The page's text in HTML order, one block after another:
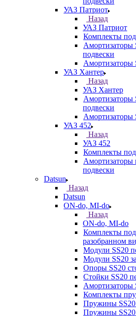
УАЗ Патриот
Назад
УАЗ Патриот
Комплекты
Амортизаторы
подвески
Амортизаторы
УАЗ Хантер
Назад
УАЗ Хантер
Амортизаторы
подвески
Амортизаторы
УАЗ 452
Назад
УАЗ 452
Комплекты
Амортизаторы
подвески
Datsun
Назад
Datsun
ON-do, MI-do
Назад
ON-do, MI-do
Комплекты
разобранном
Модули SS20
Модули SS20
Опоры SS20
Стойки SS20
Амортизаторы
Комплекты
Пружины SS20
Пружины SS20